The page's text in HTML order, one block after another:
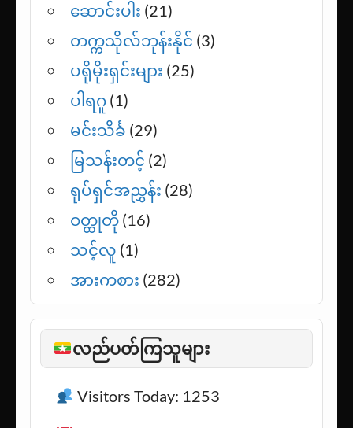
ဆောင်းပါး (21)
တက္ကသိုလ်ဘုန်းနိုင် (3)
ပရိုမိုးရှင်းများ (25)
ပါရဂူ (1)
မင်းသိင်္ခ (29)
မြသန်းတင့် (2)
ရုပ်ရှင်အညွှန်း (28)
ဝတ္ထုတို (16)
သင့်လူ (1)
အားကစား (282)
လည်ပတ်ကြသူများ
Visitors Today: 1253